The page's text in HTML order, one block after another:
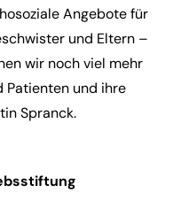
Angebote für
und Eltern –
wir noch viel mehr
Patienten und ihre
Spranck.